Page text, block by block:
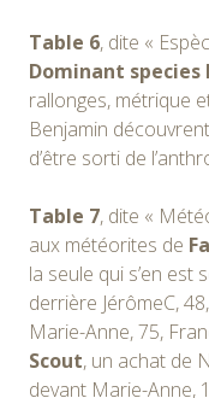
Table 6, dite «
Dominant species
rallonges, métrique
Benjamin
d’être sorti de
Table 7, dite «
aux météorites de
la seule qui s’en est
derrière JérômeC,
Marie-Anne, 75,
Scout, un achat de
devant Marie-Anne,